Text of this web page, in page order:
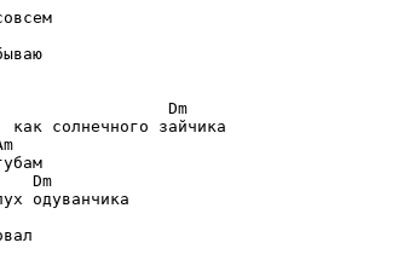
Dm
как солнечного зайчика
Dm
одуванчика